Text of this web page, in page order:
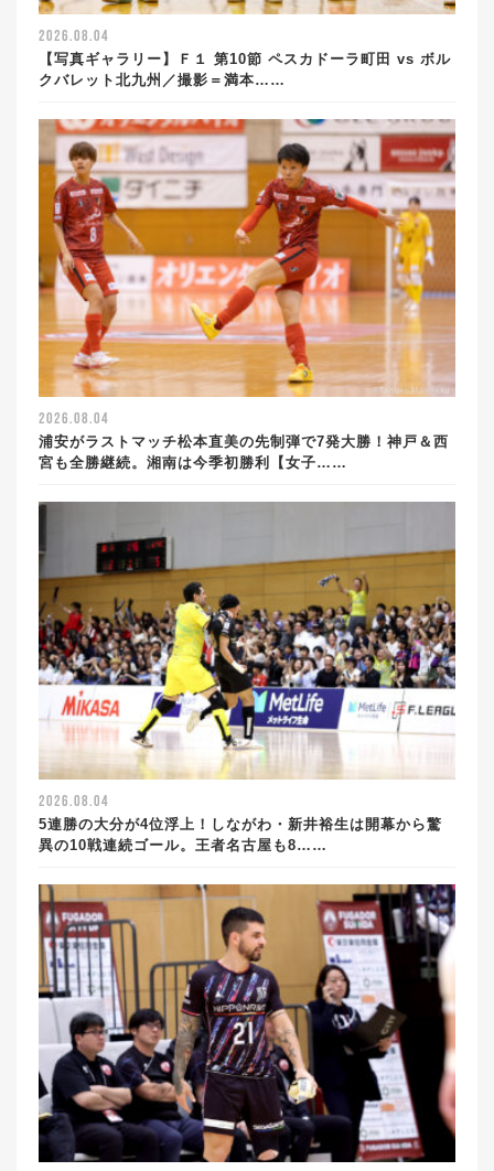
2026.08.04
【写真ギャラリー】Ｆ１ 第10節 ペスカドーラ町田 vs ボル
クバレット北九州／撮影＝満本……
2026.08.04
浦安がラストマッチ松本直美の先制弾で7発大勝！神戸＆西
宮も全勝継続。湘南は今季初勝利【女子……
2026.08.04
5連勝の大分が4位浮上！しながわ・新井裕生は開幕から驚
異の10戦連続ゴール。王者名古屋も8……